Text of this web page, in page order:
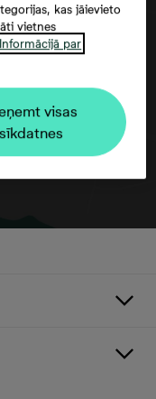
datu
kas jāievieto
vietnes
par
visas
sīkdatnes